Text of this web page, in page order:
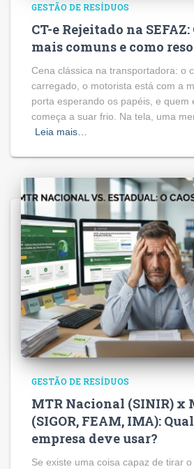
GESTÃO DE RESÍDUOS
CT-e Rejeitado na SEFAZ:
mais comuns e como
Cena clássica na transportadora: o
carregado, o motorista está com a
porta esperando os papéis, e quem
começa a suar frio. Na tela, uma
Leia mais…
GESTÃO DE RESÍDUOS
MTR Nacional (SINIR) x
(SIGOR, FEAM, IMA):
empresa deve usar?
Se existe uma coisa capaz de tirar